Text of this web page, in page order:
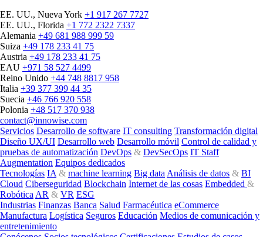
EE. UU., Nueva York +1 917 267 7727
EE. UU., Florida +1 772 2322 7337
Alemania +49 681 988 999 59
Suiza +49 178 233 41 75
Austria +49 178 233 41 75
EAU +971 58 527 4499
Reino Unido +44 748 8817 958
Italia +39 377 399 44 35
Suecia +46 766 920 558
Polonia +48 517 370 938
contact@innowise.com
Servicios Desarrollo de software IT consulting Transformación digital
Diseño UX/UI Desarrollo web Desarrollo móvil Control de calidad y
pruebas de automatización DevOps & DevSecOps IT Staff
Augmentation Equipos dedicados
Tecnologías IA & machine learning Big data Análisis de datos & BI
Cloud Ciberseguridad Blockchain Internet de las cosas Embedded &
Robótica AR & VR ESG
Industrias Finanzas Banca Salud Farmacéutica eCommerce
Manufactura Logística Seguros Educación Medios de comunicación y
entretenimiento